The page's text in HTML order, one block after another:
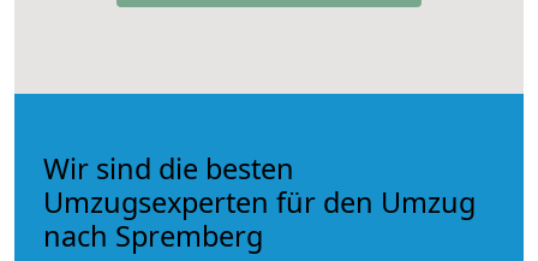
Wir sind die besten
Umzugsexperten für den Umzug
nach Spremberg